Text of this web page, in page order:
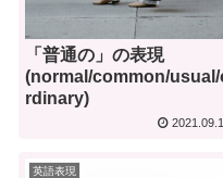
「普通の」の表現
(normal/common/
rdinary)
英語表現